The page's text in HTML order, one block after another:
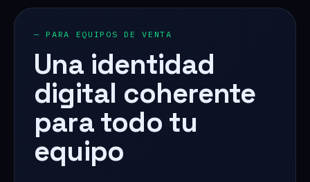
— PARA EQUIPOS DE VENTA
Una identidad
digital coherente
para todo tu
equipo